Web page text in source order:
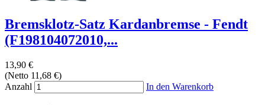
Bremsklotz-Satz Kardanbremse - Fendt
(F198104072010,...
13,90 €
(Netto 11,68 €)
Anzahl
In den Warenkorb